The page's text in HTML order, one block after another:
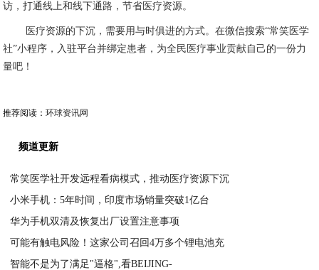
访，打通线上和线下通路，节省医疗资源。
医疗资源的下沉，需要用与时俱进的方式。在微信搜索“常笑医学
社”小程序，入驻平台并绑定患者，为全民医疗事业贡献自己的一份力
量吧！
推荐阅读：环球资讯网
频道更新
常笑医学社开发远程看病模式，推动医疗资源下沉
小米手机：5年时间，印度市场销量突破1亿台
华为手机双清及恢复出厂设置注意事项
可能有触电风险！这家公司召回4万多个锂电池充
智能不是为了满足"逼格",看BEIJING-